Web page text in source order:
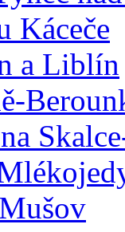
Káceče
a Liblín